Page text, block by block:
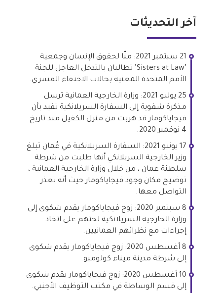
آخر التحديثات
21 سبتمبر 2021: منّا لحقوق الإنسان وجمعية
"Sisters at Law" تطالبان بالتدخل العاجل للجنة
الأمم المتحدة المعنية بحالات الاختفاء القسري.
25 يوليو 2021: وزارة الخارجية العمانية ترسل
مذكرة شفوية إلى السفارة السريلانكية تفيد بأن
فيجاياكومار قد هربت من منزل الكفيل منذ تاريخ
4 نوفمبر 2020.
17 يونيو 2021: السفارة السريلانكية في عُمان تبلغ
وزير الخارجية السريلانكي أنها طلبت من شرطة
سلطنة عمان ، من خلال وزارة الخارجية العمانية ،
توضيح مكان وجود فيجاياكومار حيث أنه تعذر
التواصل معها.
8 سبتمبر 2020: زوج فيجاياكومار يقدم شكوى إلى
وزارة الخارجية السريلانكية لحثهم على اتخاذ
إجراءات مع نظرائهم العمانيين.
8 أغسطس 2020: زوج فيجاياكومار يقدم شكوى
إلى شرطة مدينة ميناء كولومبو.
10 أغسطس 2020: زوج فيجاياكومار يقدم شكوى
إلى قسم الوساطة في مكتب التوظيف الأجنبي.